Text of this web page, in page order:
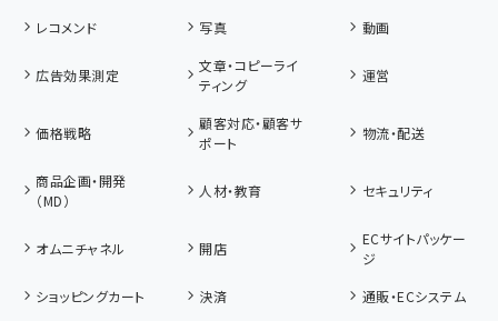
レコメンド
写真 動画
広告効果測定
文章・コピーライ
ティング
運営
価格戦略
顧客対応・顧客サ
ポート
物流・配送
商品企画・開発
（MD）
人材・教育 セキュリティ
オムニチャネル 開店
ECサイトパッケー
ジ
ショッピングカート
決済
通販・ECシステム